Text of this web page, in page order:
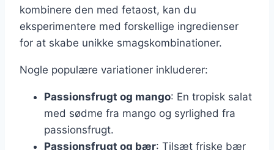
kombinere den med fetaost, kan du
eksperimentere med forskellige ingredienser
for at skabe unikke smagskombinationer.
Nogle populære variationer inkluderer:
Passionsfrugt og mango: En tropisk salat
med sødme fra mango og syrlighed fra
passionsfrugt.
Passionsfrugt og bær: Tilsæt friske bær